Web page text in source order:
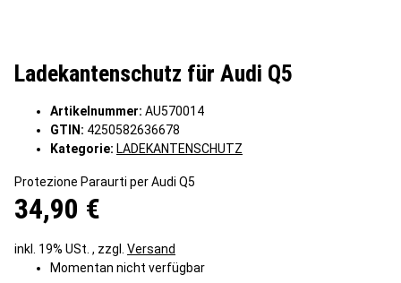
Ladekantenschutz für Audi Q5
Artikelnummer: AU570014
GTIN: 4250582636678
Kategorie: LADEKANTENSCHUTZ
Protezione Paraurti per Audi Q5
34,90 €
inkl. 19% USt. , zzgl. Versand
Momentan nicht verfügbar